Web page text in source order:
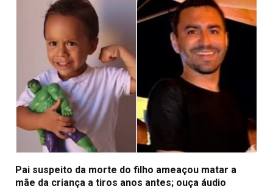
Pai suspeito da morte do filho ameaçou matar a
mãe da criança a tiros anos antes; ouça áudio